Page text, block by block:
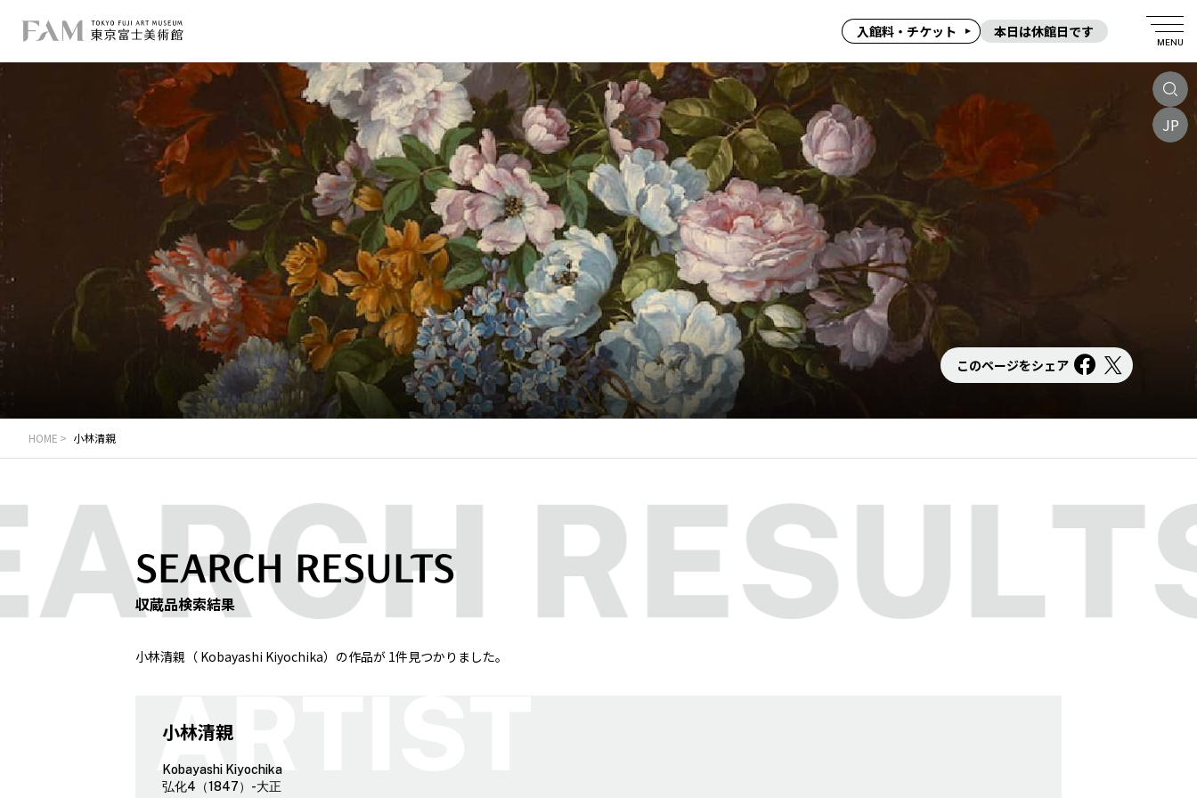
入館料・チケット 本日は休館日です
MENU
JP
このページをシェア
HOME 小林清親
SEARCH RESULTS
収蔵品検索結果
小林清親（ Kobayashi Kiyochika）の作品が 1件見つかりました。
小林清親
Kobayashi Kiyochika
弘化4（1847）-大正